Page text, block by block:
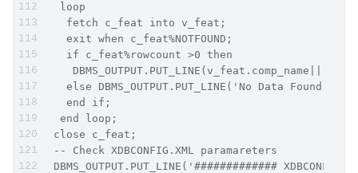
  loop
   fetch c_feat into v_feat;
   exit when c_feat%NOTFOUND;
   if c_feat%rowcount >0 then
DBMS_OUTPUT.PUT_LINE(v_feat.comp_name||' is
   else DBMS_OUTPUT.PUT_LINE('No Data Found');
   end if;
  end loop;
close c_feat;
-- Check XDBCONFIG.XML paramareters
DBMS_OUTPUT.PUT_LINE('############# XDBCONFIG